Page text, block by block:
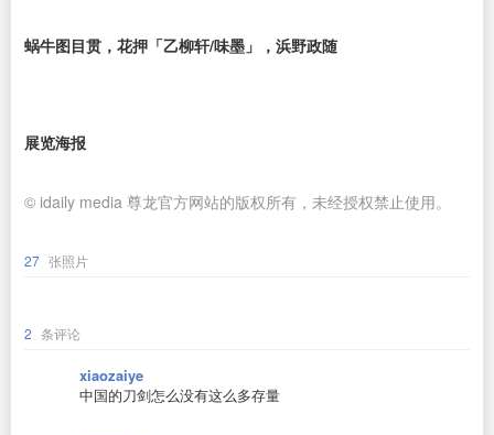
蜗牛图目贯，花押「乙柳轩/味墨」，浜野政随
展览海报
© idaily media 尊龙官方网站的版权所有，未经授权禁止使用。
27 张照片
2 条评论
xiaozaiye
中国的刀剑怎么没有这么多存量